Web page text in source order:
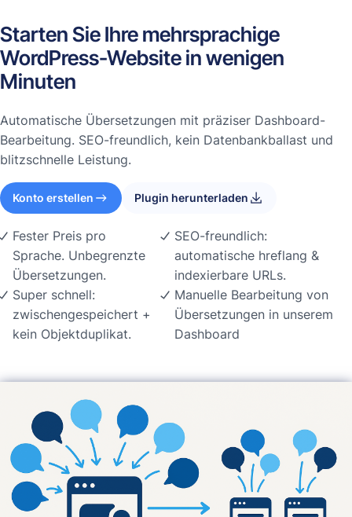
Starten Sie Ihre mehrsprachige
WordPress-Website in wenigen
Minuten
Automatische Übersetzungen mit präziser Dashboard-
Bearbeitung. SEO-freundlich, kein Datenbankballast und
blitzschnelle Leistung.
Konto erstellen Plugin herunterladen
Fester Preis pro
Sprache. Unbegrenzte
Übersetzungen.
Super schnell:
zwischengespeichert +
kein Objektduplikat.
SEO-freundlich:
automatische hreflang &
indexierbare URLs.
Manuelle Bearbeitung von
Übersetzungen in unserem
Dashboard